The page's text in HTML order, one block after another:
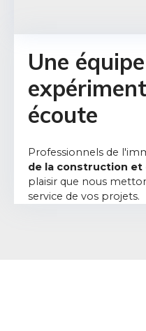
Une équipe
écoute
Professionnels de
de la construction et
plaisir que nous
service de vos projets.